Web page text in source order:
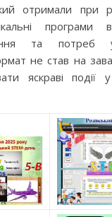
отримали при
програми
та потреб
не став на
яскраві події